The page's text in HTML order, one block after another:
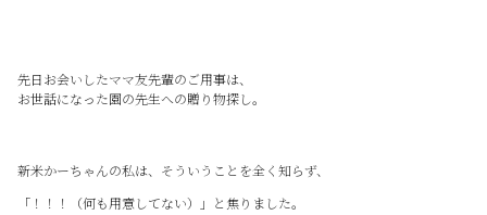
先日お会いしたママ友先輩のご用事は、
お世話になった園の先生への贈り物探し。
新米かーちゃんの私は、そういうことを全く知らず、
「！！！（何も用意してない）」と焦りました。